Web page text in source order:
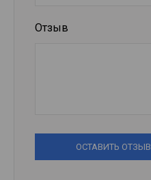
Отзыв
ОСТАВИТЬ ОТЗЫВ